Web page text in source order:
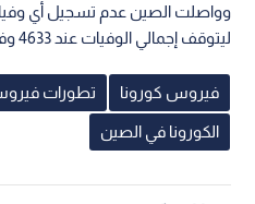
وواصلت الصين عدم تسجيل أي
ليتوقف إجمالي الوفيات عند 4633 وفاة.
فيروس كورونا تطورات
الكورونا في الصين